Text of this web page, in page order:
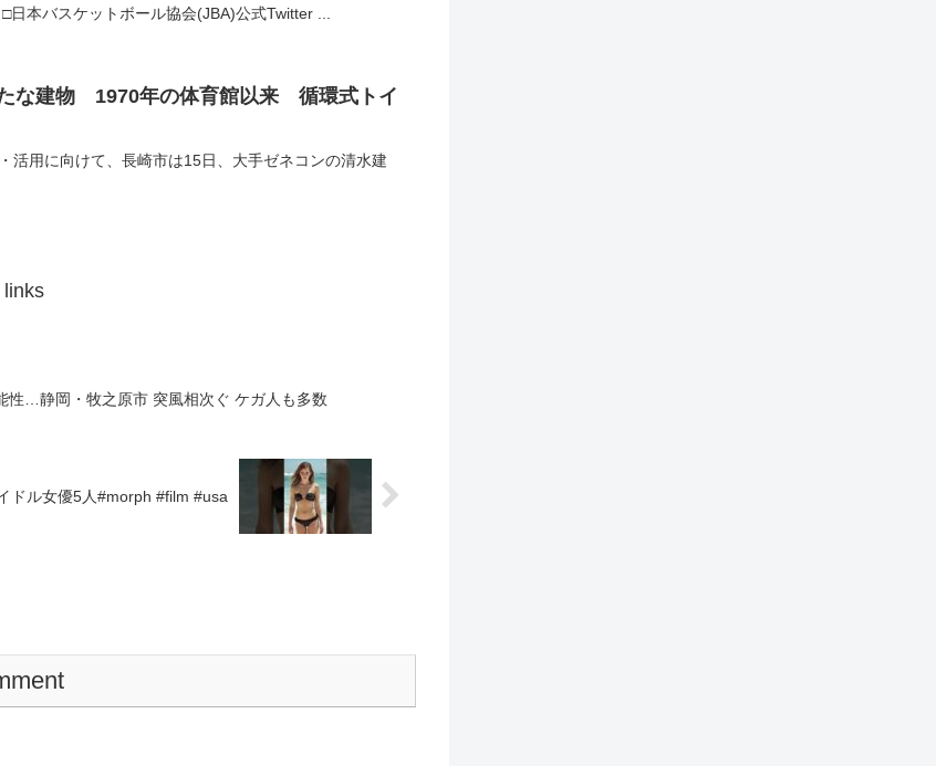
本バスケットボール協会(JBA)公式Twitter ...
たな建物 1970年の体育館以来 循環式トイ
活用に向けて、長崎市は15日、大手ゼネコンの清水建
links
【台風15号】建物被害は3桁にのぼる可能性…静岡・牧之原市 突風相次ぐ ケガ人も多数
ドル女優5人#morph #film #usa